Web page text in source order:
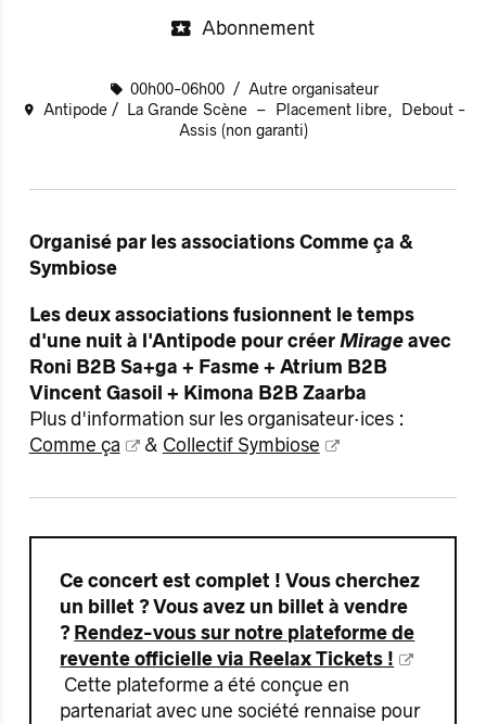
Abonnement
00h00-06h00
Autre organisateur
Antipode
La Grande Scène Placement libre
Debout -
Assis (non garanti)
Organisé par les associations Comme ça &
Symbiose
Les deux associations fusionnent le temps
d'une nuit à l'Antipode pour créer Mirageavec
Roni B2B Sa+ga + Fasme + Atrium B2B
Vincent Gasoil + Kimona B2B Zaarba
Plus d'information sur les organisateur·ices :
Comme ça
& Collectif Symbiose
Ce concert est complet ! Vous cherchez
un billet ? Vous avez un billet à vendre
? Rendez-vous sur notre plateforme de
revente officielle via Reelax Tickets !
Cette plateforme a été conçue en
partenariat avec une société rennaise pour